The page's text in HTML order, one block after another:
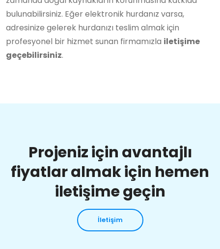
bulunabilirsiniz. Eğer elektronik hurdanız varsa,
adresinize gelerek hurdanızı teslim almak için
profesyonel bir hizmet sunan firmamızla iletişime
geçebilirsiniz.
Projeniz için avantajlı
fiyatlar almak için hemen
iletişime geçin
İletişim